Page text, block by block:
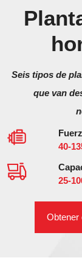
Seis tipos de
que van
40-
25-
Obtener